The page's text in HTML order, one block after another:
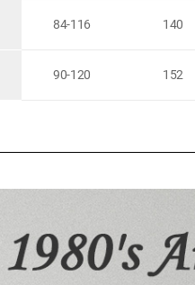
84-116 140
90-120 152